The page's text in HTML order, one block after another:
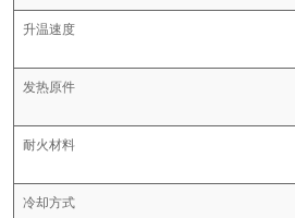
升温速度
发热原件
耐火材料
冷却方式